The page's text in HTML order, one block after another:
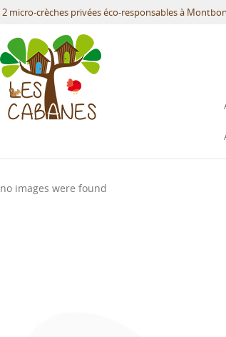
2 micro-crèches privées éco-responsables à
no images were found